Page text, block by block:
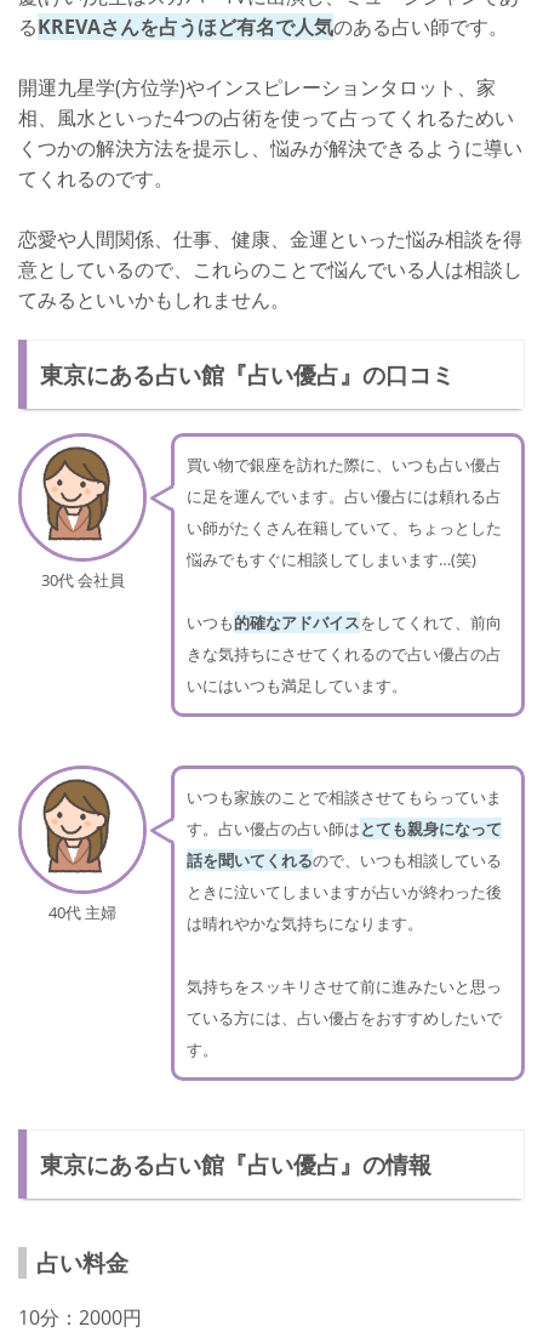
るKREVAさんを占うほど有名で人気のある占い師です。
開運九星学(方位学)やインスピレーションタロット、家
相、風水といった4つの占術を使って占ってくれるためい
くつかの解決方法を提示し、悩みが解決できるように導い
てくれるのです。
恋愛や人間関係、仕事、健康、金運といった悩み相談を得
意としているので、これらのことで悩んでいる人は相談し
てみるといいかもしれません。
東京にある占い館『占い優占』の口コミ
30代 会社員
買い物で銀座を訪れた際に、いつも占い優占
に足を運んでいます。占い優占には頼れる占
い師がたくさん在籍していて、ちょっとした
悩みでもすぐに相談してしまいます…(笑)
いつも的確なアドバイスをしてくれて、前向
きな気持ちにさせてくれるので占い優占の占
いにはいつも満足しています。
40代 主婦
いつも家族のことで相談させてもらっていま
す。占い優占の占い師はとても親身になって
話を聞いてくれるので、いつも相談している
ときに泣いてしまいますが占いが終わった後
は晴れやかな気持ちになります。
気持ちをスッキリさせて前に進みたいと思っ
ている方には、占い優占をおすすめしたいで
す。
東京にある占い館『占い優占』の情報
占い料金
10分：2000円